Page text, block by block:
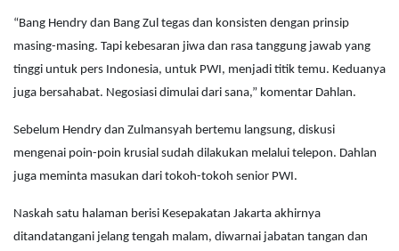
“Bang Hendry dan Bang Zul tegas dan konsisten dengan prinsip
masing-masing. Tapi kebesaran jiwa dan rasa tanggung jawab yang
tinggi untuk pers Indonesia, untuk PWI, menjadi titik temu. Keduanya
juga bersahabat. Negosiasi dimulai dari sana,” komentar Dahlan.
Sebelum Hendry dan Zulmansyah bertemu langsung, diskusi
mengenai poin-poin krusial sudah dilakukan melalui telepon. Dahlan
juga meminta masukan dari tokoh-tokoh senior PWI.
Naskah satu halaman berisi Kesepakatan Jakarta akhirnya
ditandatangani jelang tengah malam, diwarnai jabatan tangan dan